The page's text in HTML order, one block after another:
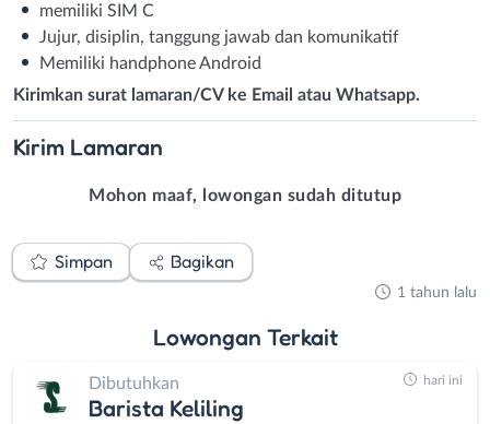
memiliki SIM C
Jujur, disiplin, tanggung jawab dan komunikatif
Memiliki handphone Android
Kirimkan surat lamaran/CV ke Email atau Whatsapp.
Kirim Lamaran
Mohon maaf, lowongan sudah ditutup
Simpan Bagikan
1 tahun lalu
Lowongan Terkait
Dibutuhkan
Barista Keliling
hari ini